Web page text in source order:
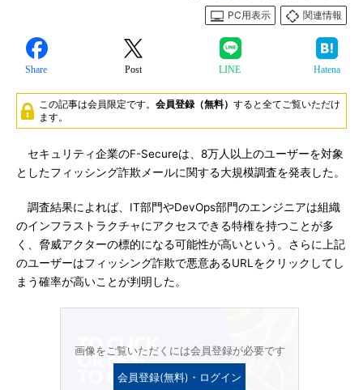
PC用表示
関連情報
Share Post LINE Hatena
この記事は会員限定です。 会員登録（無料） すると全てご覧いただけ
ます。
セキュリティ企業のF-Secureは、8万人以上のユーザーを対象
としたフィッシング詐欺メールに関する大規模調査を発表した。
調査結果によれば、IT部門やDevOps部門のエンジニアは組織
のインフラストラクチャにアクセスできる特権を持つことが多
く、脅威アクターの標的になる可能性が高いという。さらに上記
のユーザーはフィッシング詐欺で悪意あるURLをクリックしてし
まう確率が高いことが判明した。
画像をご覧いただくには会員登録が必要です
会員登録(無料)・ログイン